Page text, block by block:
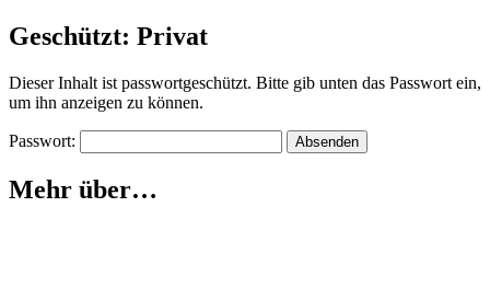
Geschützt: Privat
Dieser Inhalt ist passwortgeschützt. Bitte gib unten das Passwort ein,
um ihn anzeigen zu können.
Passwort:
Mehr über…